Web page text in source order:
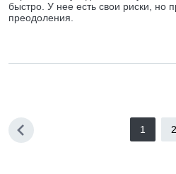
быстро. У нее есть свои риски, но
преодоления.
1 2